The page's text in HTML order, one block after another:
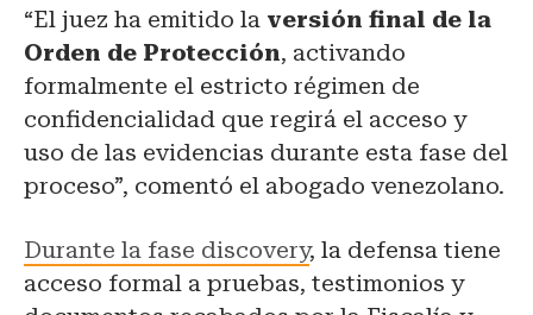
“El juez ha emitido la versión final de la
Orden de Protección, activando
formalmente el estricto régimen de
confidencialidad que regirá el acceso y
uso de las evidencias durante esta fase del
proceso”, comentó el abogado venezolano.
Durante la fase discovery, la defensa tiene
acceso formal a pruebas, testimonios y